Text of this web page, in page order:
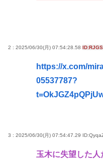
2 : 2025/06/30(月) 07:54:28.58
https://x.com/
05537787?
3 : 2025/06/30(月) 07:54:47.29
玉木に失望した